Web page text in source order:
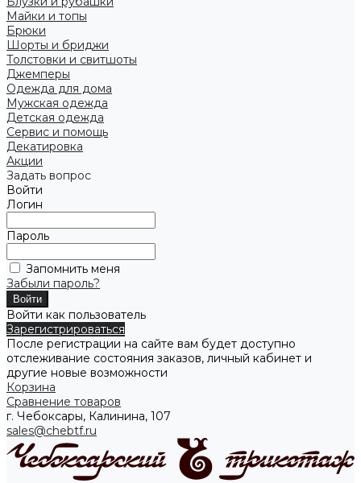
Майки и топы
Брюки
Шорты и бриджи
Толстовки и свитшоты
Джемперы
Одежда для дома
Мужская одежда
Детская одежда
Сервис и помощь
Декатировка
Акции
Задать вопрос
Войти
Логин
Пароль
Запомнить меня
Забыли пароль?
Войти как пользователь
Зарегистрироваться
После регистрации на сайте вам будет доступно
отслеживание состояния заказов, личный кабинет и
другие новые возможности
Корзина
Сравнение товаров
г. Чебоксары, Калинина, 107
sales@chebtf.ru